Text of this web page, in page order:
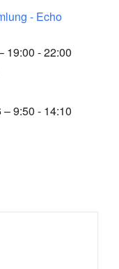
- Echo
19:00 - 22:00
9:50 - 14:10